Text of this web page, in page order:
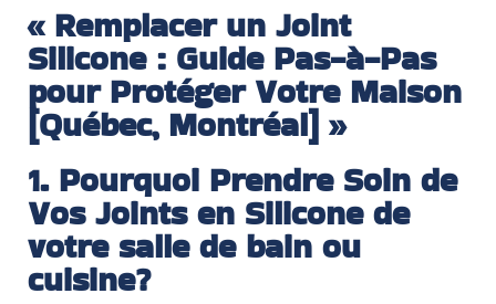
« Remplacer un Joint
Silicone : Guide Pas-à-Pas
pour Protéger Votre Maison
[Québec, Montréal] »
1. Pourquoi Prendre Soin de
Vos Joints en Silicone de
votre salle de bain ou
cuisine?